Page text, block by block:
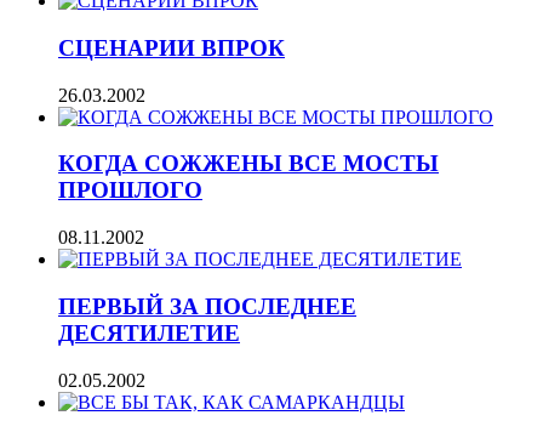
СЦЕНАРИИ ВПРОК
26.03.2002
КОГДА СОЖЖЕНЫ ВСЕ МОСТЫ
ПРОШЛОГО
08.11.2002
ПЕРВЫЙ ЗА ПОСЛЕДНЕЕ
ДЕСЯТИЛЕТИЕ
02.05.2002